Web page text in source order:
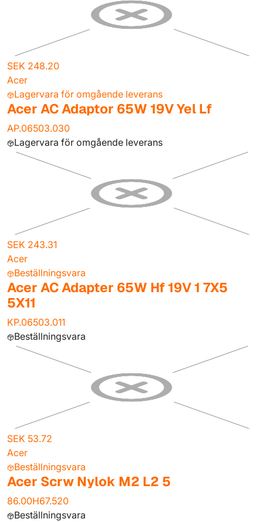
SEK 248.20
Acer
Lagervara för omgående leverans
Acer AC Adaptor 65W 19V Yel Lf
AP.06503.030
Lagervara för omgående leverans
SEK 243.31
Acer
Beställningsvara
Acer AC Adapter 65W Hf 19V 1 7X5
5X11
KP.06503.011
Beställningsvara
SEK 53.72
Acer
Beställningsvara
Acer Scrw Nylok M2 L2 5
86.00H67.520
Beställningsvara